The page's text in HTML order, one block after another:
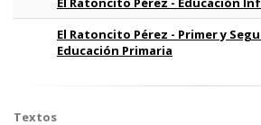
El Ratoncito Pérez - Primer y
Educación Primaria
Textos